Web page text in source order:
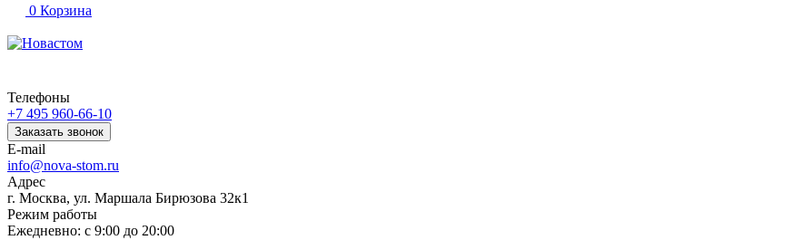
0 Корзина
Телефоны
+7 495 960-66-10
Заказать звонок
E-mail
info@nova-stom.ru
Адрес
г. Москва, ул. Маршала Бирюзова 32к1
Режим работы
Ежедневно: с 9:00 до 20:00